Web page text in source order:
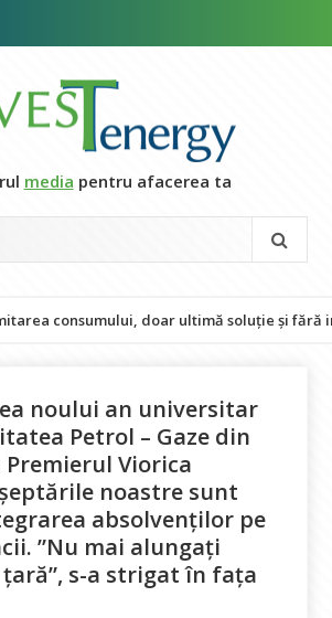
media pentru afacerea ta
doar ultimă soluție și fără impact
noului an universitar
Petrol – Gaze din
Premierul Viorica
noastre sunt
absolvenților pe
”Nu mai alungaţi
s-a strigat în fața